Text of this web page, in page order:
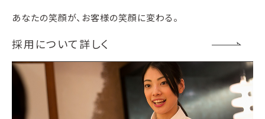
あなたの笑顔が、お客様の笑顔に変わる。
採用について詳しく